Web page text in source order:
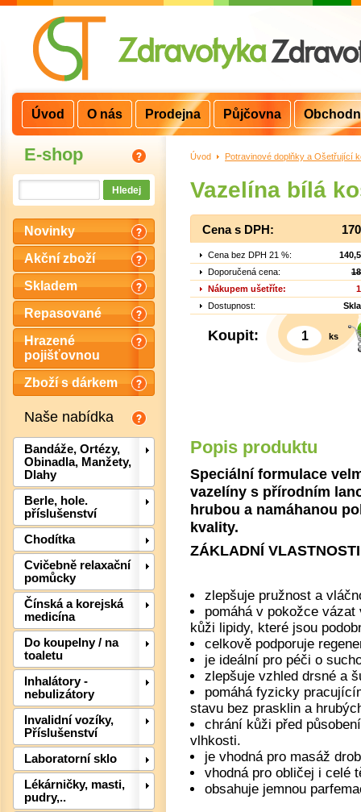
E-shop
Novinky
Akční zboží
Skladem
Repasované
Hrazené
pojišťovnou
Zboží s dárkem
Naše nabídka
Bandáže, Ortézy,
Obinadla, Manžety,
Dlahy
Berle, hole.
příslušenství
Chodítka
Cvičebně relaxační
pomůcky
Čínská a korejská
medicína
Do koupelny / na
toaletu
Inhalátory -
nebulizátory
Invalidní vozíky,
Příslušenství
Laboratorní sklo
Lékárničky, masti,
pudry,..
Úvod > Potravinové doplňky a Ošetřující
Vazelína bílá
Cena s DPH:
Cena bez DPH 21 %:
Doporučená cena:
Nákupem ušetříte:
Dostupnost:
Koupit: ks
Popis produktu
Speciální formulace
vazelíny s přírodním
hrubou a namáhanou
kvality.
ZÁKLADNÍ
zlepšuje pružnost a
pomáhá v pokožce
kůži lipidy, které jsou
celkově podporuje
je ideální pro péči o
zlepšuje vzhled drsné a
pomáhá fyzicky
stavu bez prasklin a
chrání kůži před
vlhkosti.
je vhodná pro masáž
vhodná pro obličej i celé
obsahuje jemnou
Úvod O nás Prodejna Půjčovna